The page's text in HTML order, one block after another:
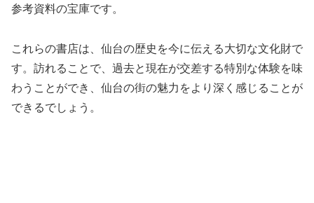
参考資料の宝庫です。
これらの書店は、仙台の歴史を今に伝える大切な文化財で
す。訪れることで、過去と現在が交差する特別な体験を味
わうことができ、仙台の街の魅力をより深く感じることが
できるでしょう。